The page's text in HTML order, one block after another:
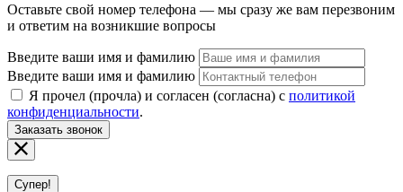
Оставьте свой номер телефона — мы сразу же вам перезвоним
и ответим на возникшие вопросы
Введите ваши имя и фамилию
Введите ваши имя и фамилию
Я прочел (прочла) и согласен (согласна) с политикой
конфиденциальности.
Заказать звонок
Супер!